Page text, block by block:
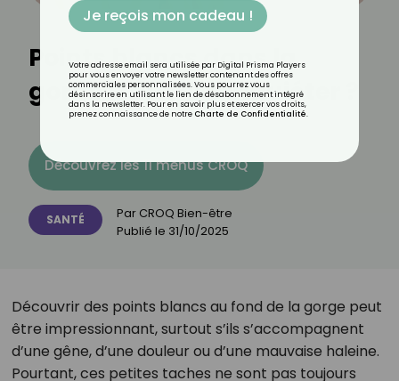
Points blancs dans la
gorge : faut-il s’inquiéter ?
Découvrez les 11 menus CROQ
SANTÉ Par CROQ Bien-être
Publié le 31/10/2025
Découvrir des points blancs au fond de la gorge peut
être impressionnant, surtout s’ils s’accompagnent
d’une gêne, d’une douleur ou d’une mauvaise haleine.
Pourtant, ces petites taches ne sont pas toujours
Je reçois mon cadeau !
Votre adresse email sera utilisée par Digital Prisma Players
pour vous envoyer votre newsletter contenant des offres
commerciales personnalisées. Vous pourrez vous
désinscrire en utilisant le lien de désabonnement intégré
dans la newsletter. Pour en savoir plus et exercer vos droits,
prenez connaissance de notre Charte de Confidentialité.